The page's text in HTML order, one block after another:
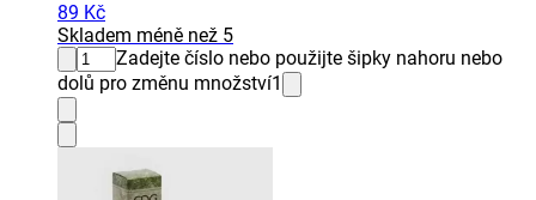
89 Kč
Skladem méně než 5
Zadejte číslo nebo použijte šipky nahoru nebo
dolů pro změnu množství1